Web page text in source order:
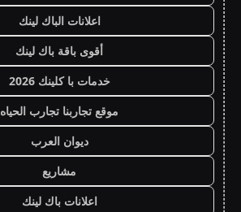
اعلانات الباك لينك
أقوى باقة باك لينك
خدمات با كلينك 2026
موقع تجاربنا تجارب الحياه
ديوان العرب
مشاريع
اعلانات باك لينك